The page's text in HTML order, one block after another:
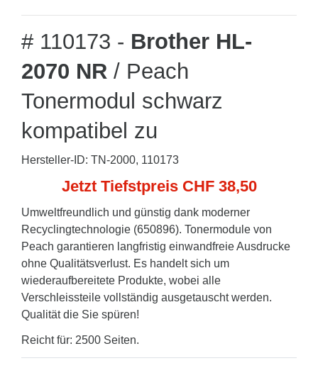
# 110173 - Brother HL-
2070 NR / Peach
Tonermodul schwarz
kompatibel zu
Hersteller-ID: TN-2000, 110173
Jetzt Tiefstpreis CHF 38,50
Umweltfreundlich und günstig dank moderner
Recyclingtechnologie (650896). Tonermodule von
Peach garantieren langfristig einwandfreie Ausdrucke
ohne Qualitätsverlust. Es handelt sich um
wiederaufbereitete Produkte, wobei alle
Verschleissteile vollständig ausgetauscht werden.
Qualität die Sie spüren!
Reicht für: 2500 Seiten.